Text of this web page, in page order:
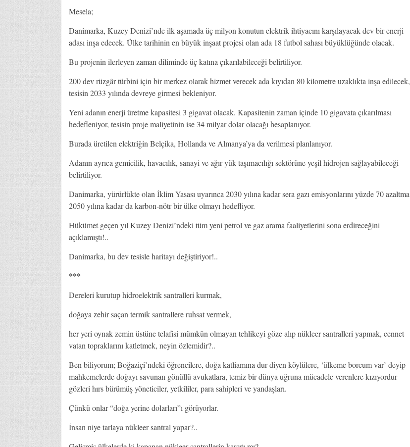
Mesela;
Danimarka, Kuzey Denizi’nde ilk aşamada üç milyon konutun elektrik ihtiyacını karşılayacak dev bir enerji
adası inşa edecek. Ülke tarihinin en büyük inşaat projesi olan ada 18 futbol sahası büyüklüğünde olacak.
Bu projenin ilerleyen zaman diliminde üç katına çıkarılabileceği belirtiliyor.
200 dev rüzgâr türbini için bir merkez olarak hizmet verecek ada kıyıdan 80 kilometre uzaklıkta inşa edilecek,
tesisin 2033 yılında devreye girmesi bekleniyor.
Yeni adanın enerji üretme kapasitesi 3 gigavat olacak. Kapasitenin zaman içinde 10 gigavata çıkarılması
hedefleniyor, tesisin proje maliyetinin ise 34 milyar dolar olacağı hesaplanıyor.
Burada üretilen elektriğin Belçika, Hollanda ve Almanya’ya da verilmesi planlanıyor.
Adanın ayrıca gemicilik, havacılık, sanayi ve ağır yük taşımacılığı sektörüne yeşil hidrojen sağlayabileceği
belirtiliyor.
Danimarka, yürürlükte olan İklim Yasası uyarınca 2030 yılına kadar sera gazı emisyonlarını yüzde 70 azaltma
2050 yılına kadar da karbon-nötr bir ülke olmayı hedefliyor.
Hükümet geçen yıl Kuzey Denizi’ndeki tüm yeni petrol ve gaz arama faaliyetlerini sona erdireceğini
açıklamıştı!..
Danimarka, bu dev tesisle haritayı değiştiriyor!..
***
Dereleri kurutup hidroelektrik santralleri kurmak,
doğaya zehir saçan termik santrallere ruhsat vermek,
her yeri oynak zemin üstüne telafisi mümkün olmayan tehlikeyi göze alıp nükleer santralleri yapmak, cennet
vatan topraklarını katletmek, neyin özlemidir?..
Ben biliyorum; Boğaziçi’ndeki öğrencilere, doğa katliamına dur diyen köylülere, ‘ülkeme borcum var’ deyip
mahkemelerde doğayı savunan gönüllü avukatlara, temiz bir dünya uğruna mücadele verenlere kızıyordur
gözleri hırs bürümüş yöneticiler, yetkililer, para sahipleri ve yandaşları.
Çünkü onlar “doğa yerine dolarları”ı görüyorlar.
İnsan niye tarlaya nükleer santral yapar?..